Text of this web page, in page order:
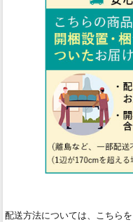
配送方法については、こちらを